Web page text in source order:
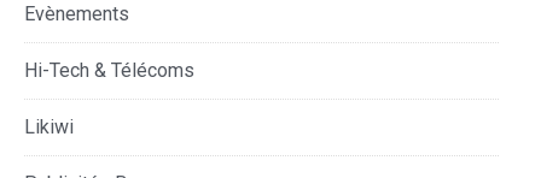
Evènements
Hi-Tech & Télécoms
Likiwi